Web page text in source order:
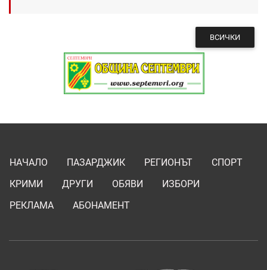
ВСИЧКИ
НАЧАЛО ПАЗАРДЖИК РЕГИОНЪТ
СПОРТ
КРИМИ
ДРУГИ ОБЯВИ
ИЗБОРИ
РЕКЛАМА
АБОНАМЕНТ